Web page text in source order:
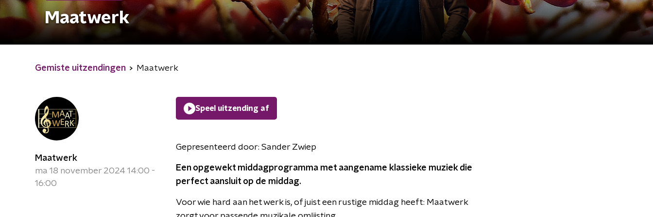
Maatwerk
Gemiste uitzendingen Maatwerk
Maatwerk
ma 18 november 2024 14:00 -
16:00
Speel uitzending af
Gepresenteerd door: Sander Zwiep
Een opgewekt middagprogramma met aangename klassieke muziek die
perfect aansluit op de middag.
Voor wie hard aan het werk is, of juist een rustige middag heeft: Maatwerk